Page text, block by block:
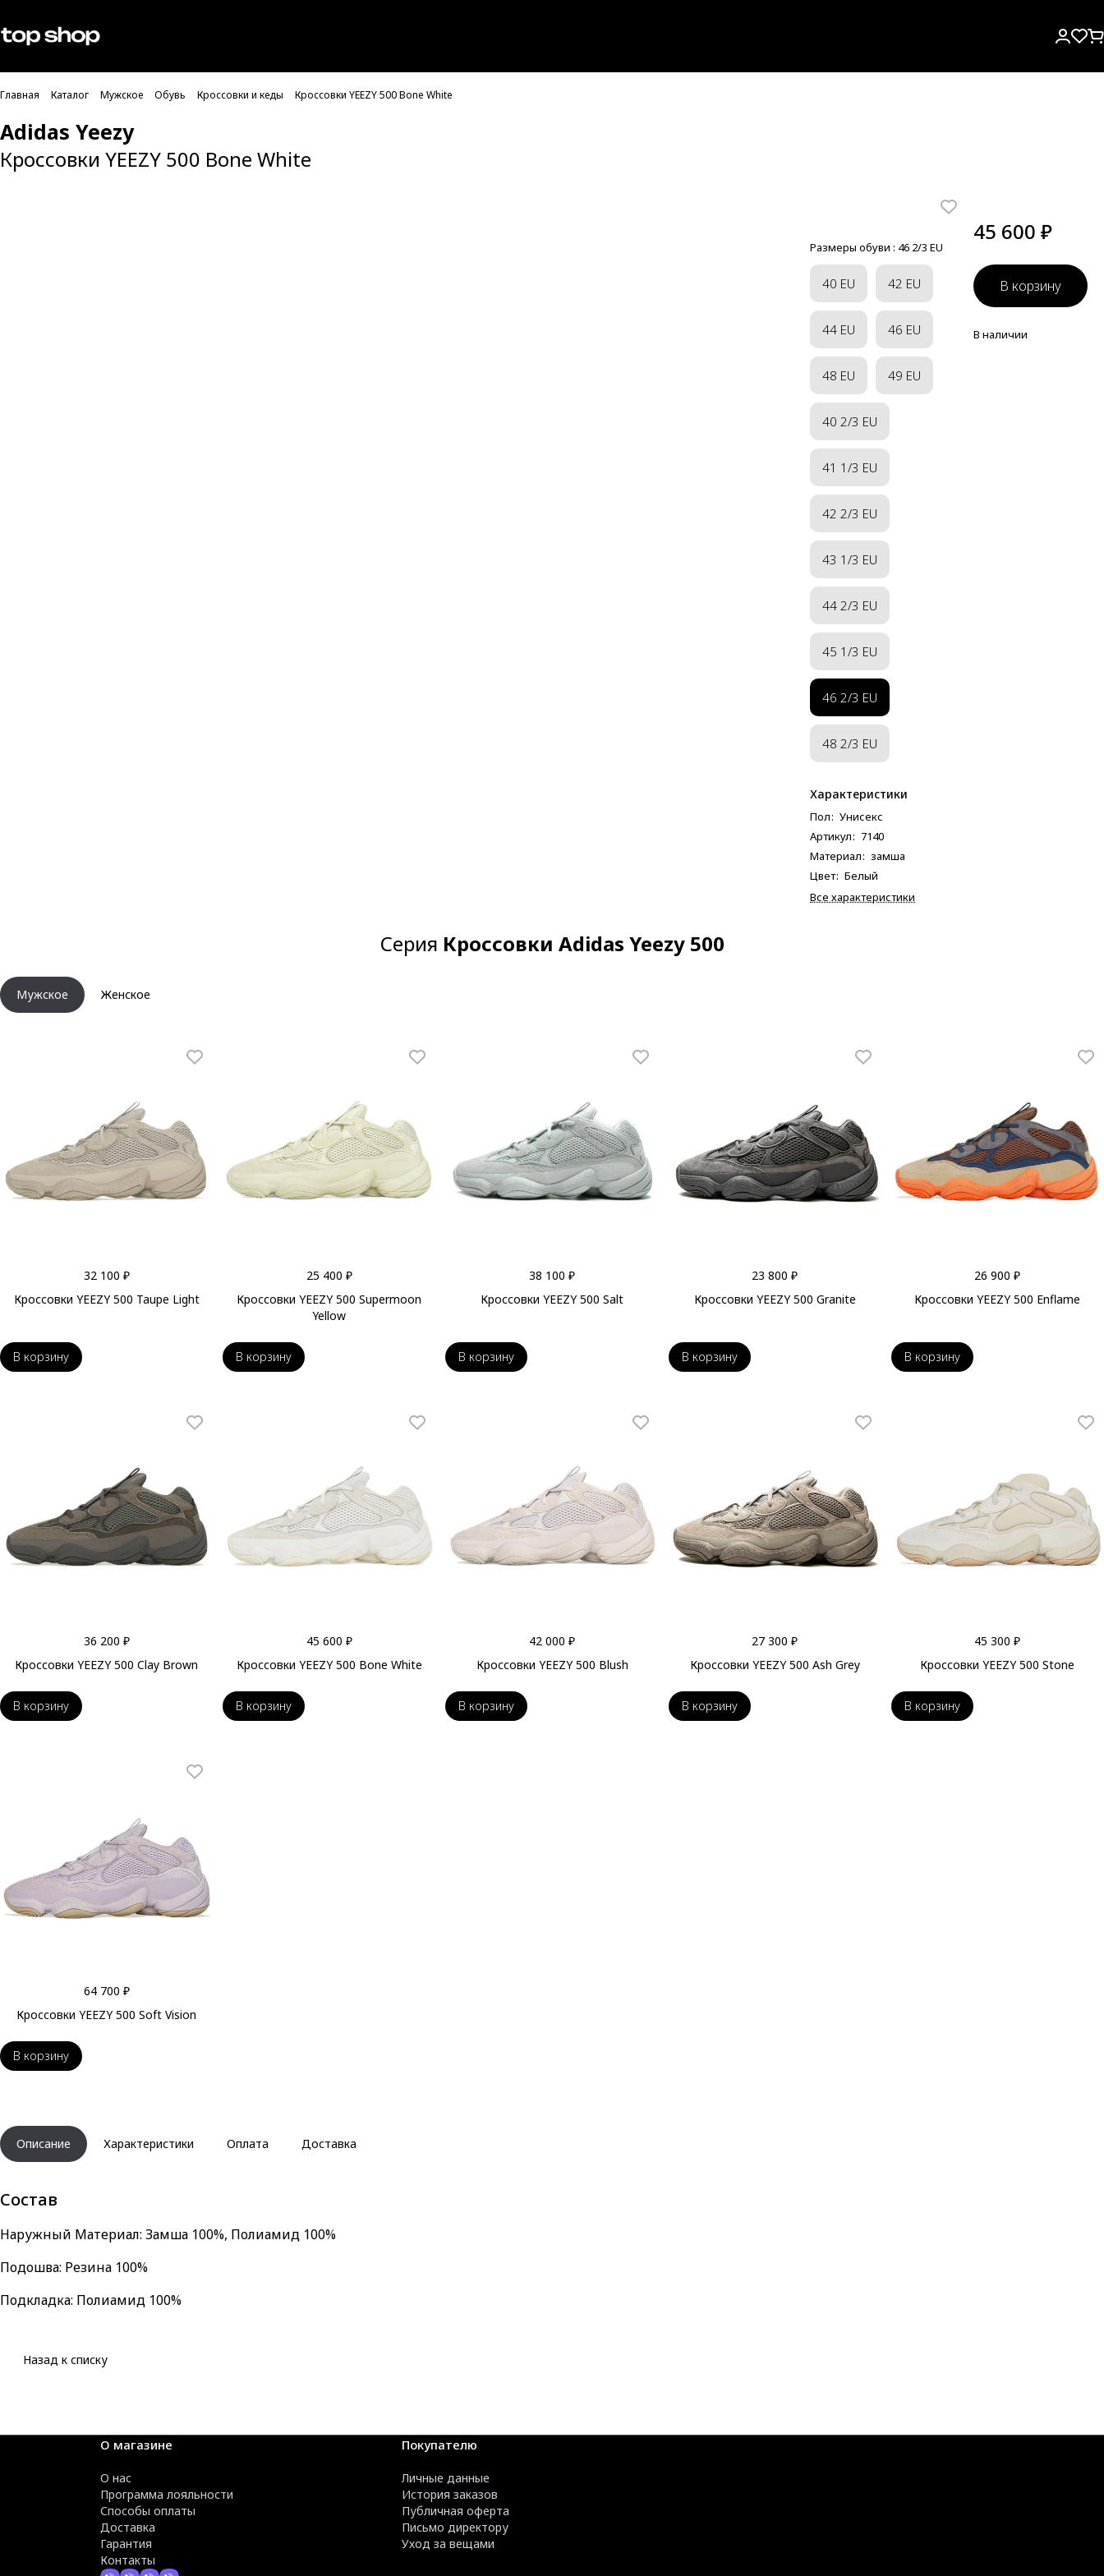
Проверка хлебных крошек
Главная Каталог Мужское Обувь Кроссовки и кеды Кроссовки YEEZY 500 Bone White
Adidas Yeezy
Кроссовки YEEZY 500 Bone White
Размеры обуви : 46 2/3 EU
40 EU 42 EU
44 EU 46 EU
48 EU 49 EU
40 2/3 EU
41 1/3 EU
42 2/3 EU
43 1/3 EU
44 2/3 EU
45 1/3 EU
46 2/3 EU
48 2/3 EU
Характеристики
Пол: Унисекс
Артикул: 7140
Материал: замша
Цвет: Белый
Все характеристики
45 600 ₽
В корзину
В наличии
Серия Кроссовки Adidas Yeezy 500
Мужское Женское
32 100 ₽
Кроссовки YEEZY 500 Taupe Light
В корзину
25 400 ₽
Кроссовки YEEZY 500 Supermoon
Yellow
В корзину
38 100 ₽
Кроссовки YEEZY 500 Salt
В корзину
23 800 ₽
Кроссовки YEEZY 500 Granite
В корзину
26 900 ₽
Кроссовки YEEZY 500 Enflame
В корзину
36 200 ₽
Кроссовки YEEZY 500 Clay Brown
В корзину
45 600 ₽
Кроссовки YEEZY 500 Bone White
В корзину
42 000 ₽
Кроссовки YEEZY 500 Blush
В корзину
27 300 ₽
Кроссовки YEEZY 500 Ash Grey
В корзину
45 300 ₽
Кроссовки YEEZY 500 Stone
В корзину
64 700 ₽
Кроссовки YEEZY 500 Soft Vision
В корзину
Описание Характеристики Оплата Доставка
Состав
Наружный Материал: Замша 100%, Полиамид 100%
Подошва: Резина 100%
Подкладка: Полиамид 100%
Назад к списку
О магазине
О нас
Программа лояльности
Способы оплаты
Доставка
Гарантия
Контакты
Покупателю
Личные данные
История заказов
Публичная оферта
Письмо директору
Уход за вещами